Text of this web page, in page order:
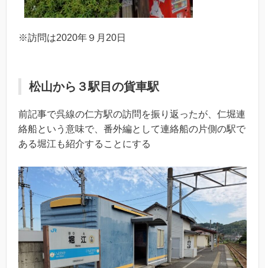
※訪問は2020年９月20日
松山から３駅目の貨車駅
前記事で呉線の仁方駅の訪問を振り返ったが、仁堀連
絡船という意味で、番外編として連絡船の片側の駅で
ある堀江も紹介することにする